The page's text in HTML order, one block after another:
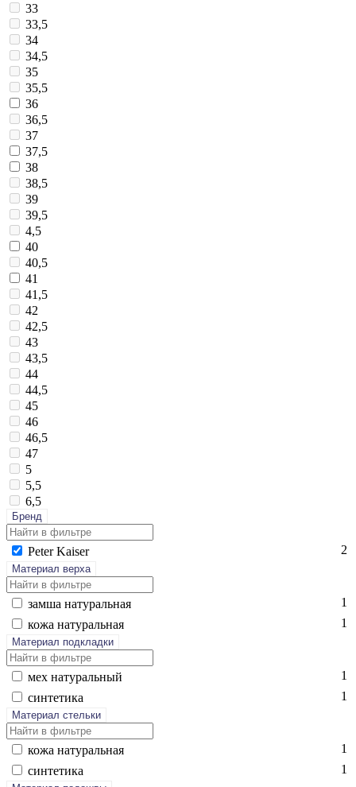
33
33,5
34
34,5
35
35,5
36
36,5
37
37,5
38
38,5
39
39,5
4,5
40
40,5
41
41,5
42
42,5
43
43,5
44
44,5
45
46
46,5
47
5
5,5
6,5
Бренд
Pe­ter Ka­iser 2
Материал верха
зам­ша на­тураль­ная
1
ко­жа на­тураль­ная
1
Материал подкладки
мех на­тураль­ный
1
син­те­тика
1
Материал стельки
ко­жа на­тураль­ная
1
син­те­тика
1